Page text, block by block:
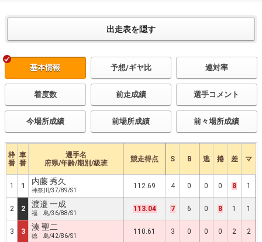
基本情報 予想/ギヤ比 連対率
着度数 前走成績 選手コメント
今場所成績 前場所成績 前々場所成績
枠
番
車
番
選手名
府県/年齢/期別/級班
競走得点 S B 逃 捲 差 マ
1 1 内藤 秀久
神奈川/37/89/S1
112.69 4 0 0 0 8 1
2 2 渡邉 一成
福 島/36/88/S1
113.04 7 6 0 8 1 1
3 3 湊 聖二
徳 島/42/86/S1
110.61 3 0 0 0 2 2